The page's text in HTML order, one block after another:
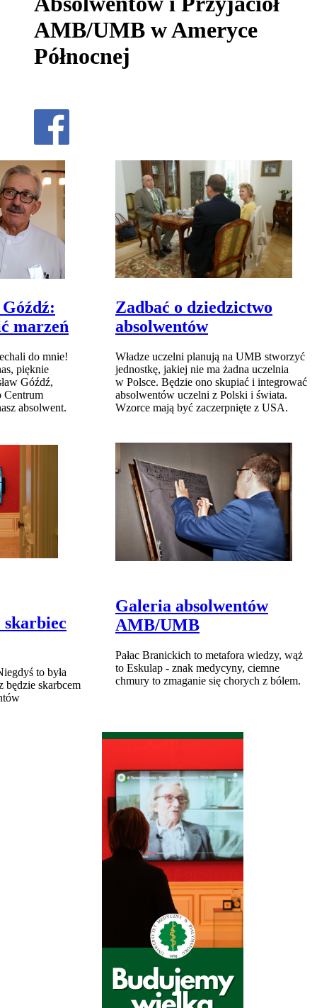
AMB/UMB w Ameryce
Północnej
marzeń
do mnie!
pięknie
Góźdź,
Centrum
absolwent.
Zadbać o dziedzictwo
absolwentów
Władze uczelni planują na UMB stworzyć
jednostkę, jakiej nie ma żadna uczelnia
w Polsce. Będzie ono skupiać i integrować
absolwentów uczelni z Polski i świata.
Wzorce mają być zaczerpnięte z USA.
to była
będzie skarbcem
Galeria absolwentów
AMB/UMB
Pałac Branickich to metafora wiedzy, wąż
to Eskulap - znak medycyny, ciemne
chmury to zmaganie się chorych z bólem.